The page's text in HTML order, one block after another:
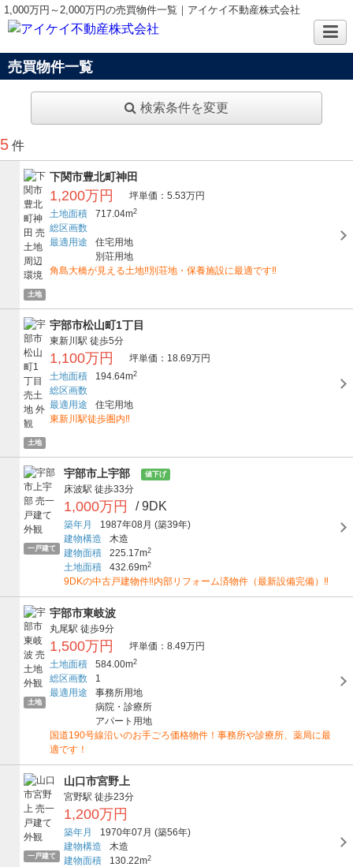
1,000万円～2,000万円の売買物件一覧｜アイケイ不動産株式会社
売買物件一覧
検索条件を変更
5 件
土地
下関市豊北町神田
1,200万円
坪単価：5.53万円
土地面積
717.04m2
総区画数
最適用途
住宅用地
別荘用地
角島大橋が見える土地‼別荘地・保養施設に最適です‼
土地
宇部市松山町1丁目
東新川駅 徒歩5分
1,100万円
坪単価：18.69万円
土地面積
194.64m2
総区画数
最適用途
住宅用地
東新川駅徒歩圏内‼
一戸建て
宇部市上宇部 値下げ
床波駅 徒歩33分
1,000万円 / 9DK
築年月 1987年08月 (築39年)
建物構造
木造
建物面積
225.17m2
土地面積 432.69m2
9DKの中古戸建物件‼内部リフォーム済物件（最新設備完備）‼
土地
宇部市東岐波
丸尾駅 徒歩9分
1,500万円
坪単価：8.49万円
土地面積
584.00m2
総区画数
1
最適用途
事務所用地
病院・診療所
アパート用地
国道190号線沿いのお手ごろ価格物件！事務所や診療所、薬局に最
適です！
一戸建て
山口市宮野上
宮野駅 徒歩23分
1,200万円
築年月 1970年07月 (築56年)
建物構造
木造
建物面積
130.22m2